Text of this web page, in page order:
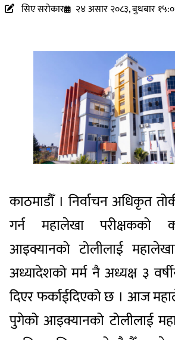
सिए सरोकार २४ असार २०८३, बुधबार
काठमाडौँ । निर्वाचन अधिकृत
गर्न महालेखा परीक्षकको
आइक्यानको टोलीलाई
अध्यादेशको मर्म नै अध्यक्ष ३
दिएर फर्काईदिएको छ । आज
पुगेको आइक्यानको टोलीलाई